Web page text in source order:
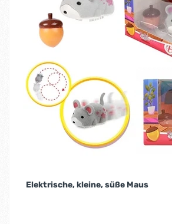
Elektrische, kleine, süße Maus